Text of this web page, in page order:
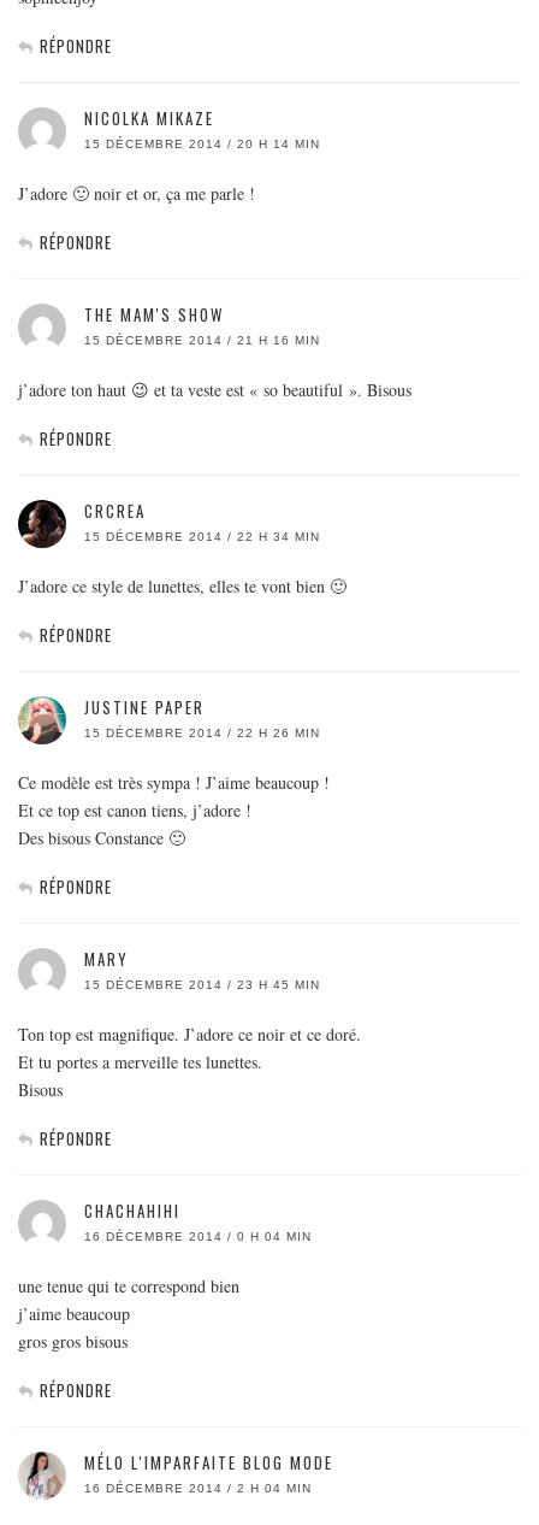
RÉPONDRE
NICOLKA MIKAZE
15 DÉCEMBRE 2014 / 20 H 14 MIN
J’adore 🙂 noir et or, ça me parle !
RÉPONDRE
THE MAM'S SHOW
15 DÉCEMBRE 2014 / 21 H 16 MIN
j’adore ton haut 😉 et ta veste est « so beautiful ». Bisous
RÉPONDRE
CRCREA
15 DÉCEMBRE 2014 / 22 H 34 MIN
J’adore ce style de lunettes, elles te vont bien 🙂
RÉPONDRE
JUSTINE PAPER
15 DÉCEMBRE 2014 / 22 H 26 MIN
Ce modèle est très sympa ! J’aime beaucoup !
Et ce top est canon tiens, j’adore !
Des bisous Constance 🙂
RÉPONDRE
MARY
15 DÉCEMBRE 2014 / 23 H 45 MIN
Ton top est magnifique. J’adore ce noir et ce doré.
Et tu portes a merveille tes lunettes.
Bisous
RÉPONDRE
CHACHAHIHI
16 DÉCEMBRE 2014 / 0 H 04 MIN
une tenue qui te correspond bien
j’aime beaucoup
gros gros bisous
RÉPONDRE
MÉLO L'IMPARFAITE BLOG MODE
16 DÉCEMBRE 2014 / 2 H 04 MIN